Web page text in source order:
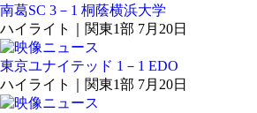
南葛SC 3－1 桐蔭横浜大学
ハイライト｜関東1部 7月20日
東京ユナイテッド 1－1 EDO
ハイライト｜関東1部 7月20日